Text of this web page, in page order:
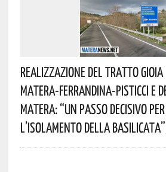
Realizzazione Del Tratto
Matera-Ferrandina-Pisticci E
Matera: “Un Passo Decisivo
L’isolamento Della